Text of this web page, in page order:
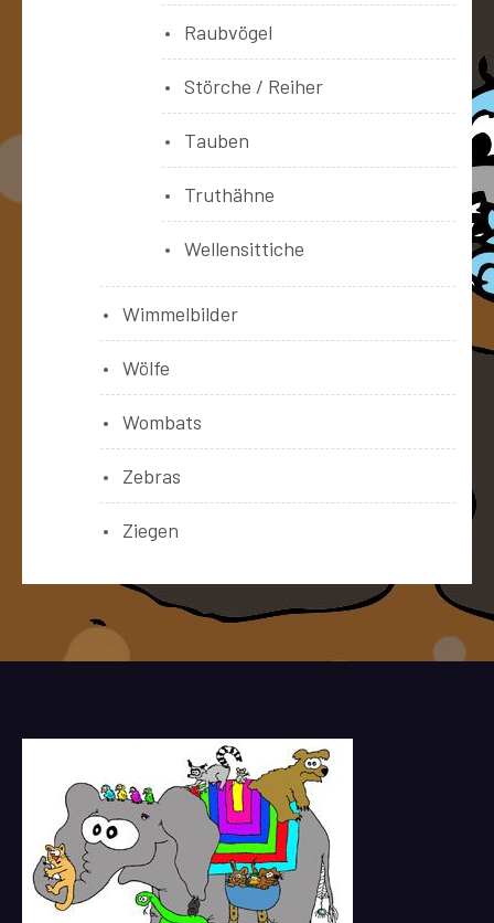
Raubvögel
Störche / Reiher
Tauben
Truthähne
Wellensittiche
Wimmelbilder
Wölfe
Wombats
Zebras
Ziegen